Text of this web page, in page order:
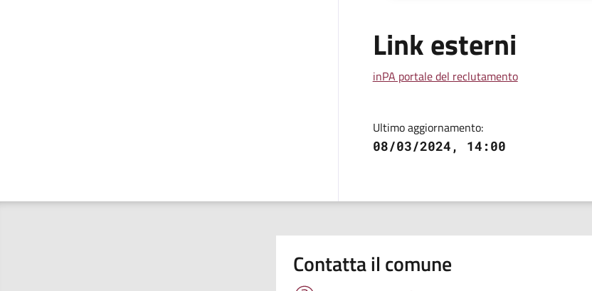
Link esterni
inPA portale del reclutamento
Ultimo aggiornamento:
08/03/2024, 14:00
Contatta il comune